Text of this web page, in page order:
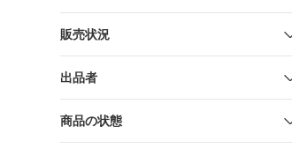
販売状況
出品者
商品の状態